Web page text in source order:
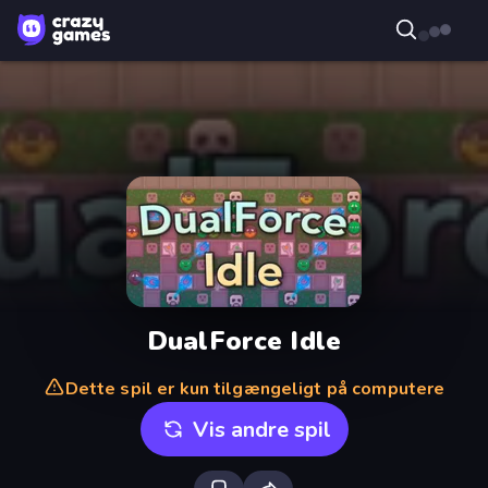
DualForce Idle
Dette spil er kun tilgængeligt på computere
Vis andre spil